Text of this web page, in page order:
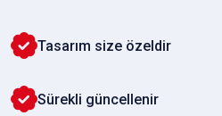
Tasarım size özeldir
Sürekli güncellenir